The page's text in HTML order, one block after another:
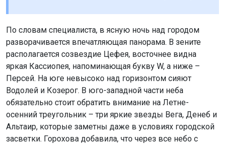
По словам специалиста, в ясную ночь над городом
разворачивается впечатляющая панорама. В зените
располагается созвездие Цефея, восточнее видна
яркая Кассиопея, напоминающая букву W, а ниже –
Персей. На юге невысоко над горизонтом сияют
Водолей и Козерог. В юго-западной части неба
обязательно стоит обратить внимание на Летне-
осенний треугольник – три яркие звезды Вега, Денеб и
Альтаир, которые заметны даже в условиях городской
засветки. Горохова добавила, что через все небо с